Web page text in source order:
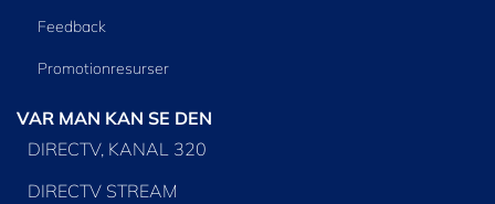
Feedback
Promotionresurser
VAR MAN KAN SE DEN
DIRECTV, KANAL 320
DIRECTV STREAM